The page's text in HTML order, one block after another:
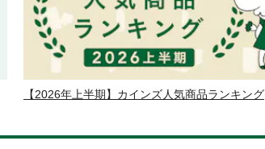
【2026年上半期】カインズ人気商品ランキング